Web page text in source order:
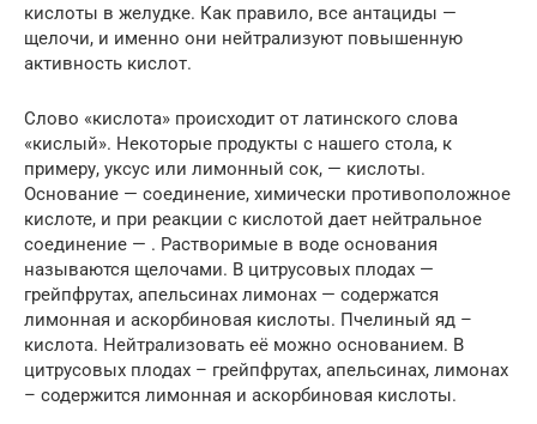
кислоты в желудке. Как правило, все антациды —
щелочи, и именно они нейтрализуют повышенную
активность кислот.
Слово «кислота» происходит от латинского слова
«кислый». Некоторые продукты с нашего стола, к
примеру, уксус или лимонный сок, — кислоты.
Основание — соединение, химически противоположное
кислоте, и при реакции с кислотой дает нейтральное
соединение — . Растворимые в воде основания
называются щелочами. В цитрусовых плодах —
грейпфрутах, апельсинах лимонах — содержатся
лимонная и аскорбиновая кислоты. Пчелиный яд –
кислота. Нейтрализовать её можно основанием. В
цитрусовых плодах – грейпфрутах, апельсинах, лимонах
– содержится лимонная и аскорбиновая кислоты.